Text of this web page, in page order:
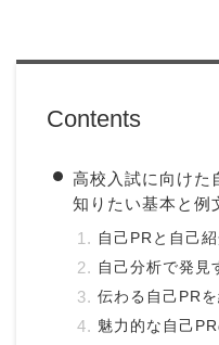
Contents
高校入試に向けた
知りたい基本と例
自己PRと自己
自己分析で発見
伝わる自己PR
魅力的な自己